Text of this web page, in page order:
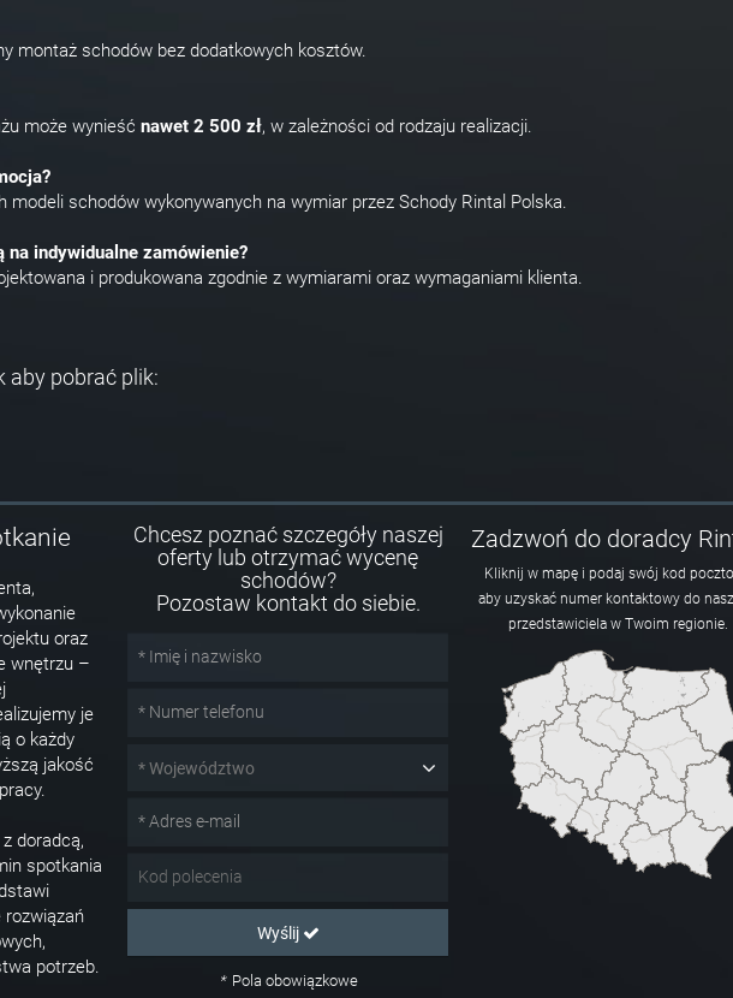
montaż schodów bez dodatkowych kosztów.
może wynieść nawet 2 500 zł, w zależności od rodzaju realizacji.
modeli schodów wykonywanych na wymiar przez Schody Rintal Polska.
indywidualne zamówienie?
i produkowana zgodnie z wymiarami oraz wymaganiami klienta.
aby pobrać plik:
oraz
wnętrzu –
je
o każdy
jakość
doradcą,
spotkania
rozwiązań
potrzeb.
Chcesz poznać szczegóły naszej
oferty lub otrzymać wycenę
schodów?
Pozostaw kontakt do siebie.
* Województwo
Wyślij
*Pola obowiązkowe
Zadzwoń do doradcy
Kliknij w mapę i podaj swój kod
aby uzyskać numer kontaktowy do
przedstawiciela w Twoim regionie.